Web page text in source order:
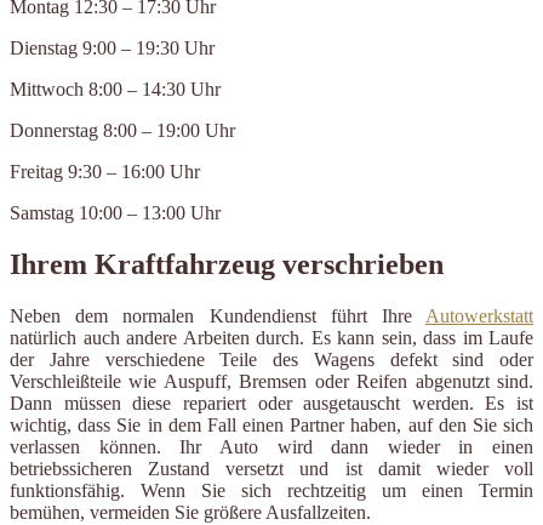
Montag 12:30 – 17:30 Uhr
Dienstag 9:00 – 19:30 Uhr
Mittwoch 8:00 – 14:30 Uhr
Donnerstag 8:00 – 19:00 Uhr
Freitag 9:30 – 16:00 Uhr
Samstag 10:00 – 13:00 Uhr
Ihrem Kraftfahrzeug verschrieben
Neben dem normalen Kundendienst führt Ihre Autowerkstatt
natürlich auch andere Arbeiten durch. Es kann sein, dass im Laufe
der Jahre verschiedene Teile des Wagens defekt sind oder
Verschleißteile wie Auspuff, Bremsen oder Reifen abgenutzt sind.
Dann müssen diese repariert oder ausgetauscht werden. Es ist
wichtig, dass Sie in dem Fall einen Partner haben, auf den Sie sich
verlassen können. Ihr Auto wird dann wieder in einen
betriebssicheren Zustand versetzt und ist damit wieder voll
funktionsfähig. Wenn Sie sich rechtzeitig um einen Termin
bemühen, vermeiden Sie größere Ausfallzeiten.